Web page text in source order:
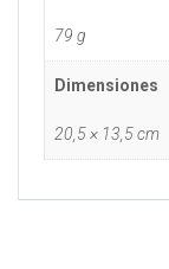
79 g
Dimensiones
20,5 × 13,5 cm